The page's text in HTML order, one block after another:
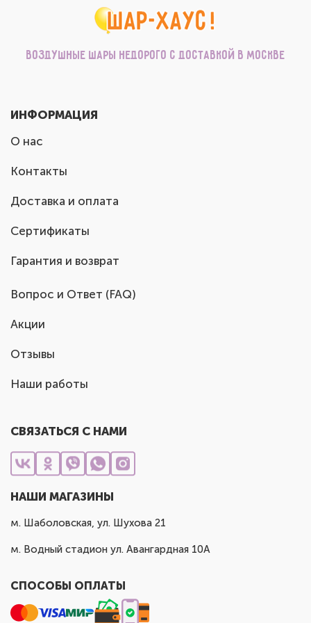
Воздушные шары недорого с доставкой в Москве
ИНФОРМАЦИЯ
О нас
Контакты
Доставка и оплата
Сертификаты
Гарантия и возврат
Вопрос и Ответ (FAQ)
Акции
Отзывы
Наши работы
СВЯЗАТЬСЯ С НАМИ
НАШИ МАГАЗИНЫ
м. Шаболовская, ул. Шухова 21
м. Водный стадион ул. Авангардная 10А
СПОСОБЫ ОПЛАТЫ